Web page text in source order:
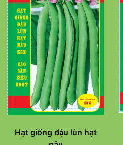
Hạt giống đậu lùn hạt